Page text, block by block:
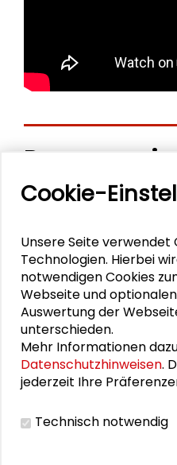
Personen
Beate Wagner
Jürgen Wüst
Anna Hofmann
Wiebke Drews
Felix Streiter
Cookie-
Unsere Seite verwendet
Technologien. Hierbei
notwendigen Cookies
Webseite und optionalen
Auswertung der
unterschieden.
Mehr Informationen
Datenschutzhinweisen.
jederzeit Ihre
Technisch notwendig